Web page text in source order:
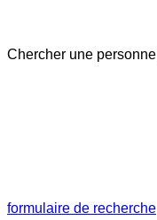
Chercher une personne
formulaire de recherche